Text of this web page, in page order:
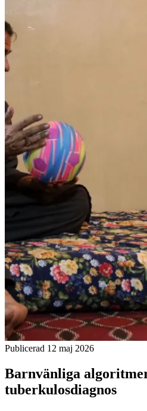
Publicerad 12 maj 2026
Barnvänliga
tuberkulosdiagnos